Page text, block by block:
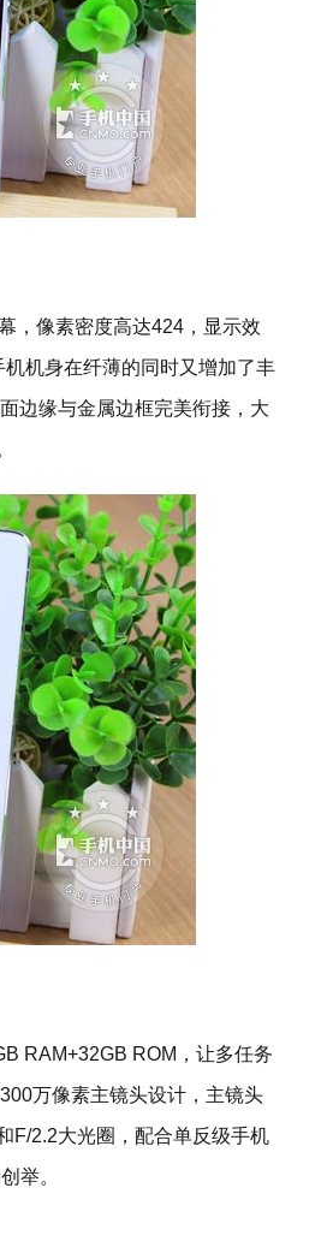
，像素密度高达424，显示效
机身在纤薄的同时又增加了丰
边缘与金属边框完美衔接，大
RAM+32GB ROM，让多任务
万像素主镜头设计，主镜头
F/2.2大光圈，配合单反级手机
举。